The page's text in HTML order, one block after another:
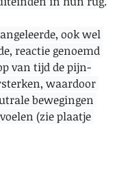
ook wel
reactie genoemd
van tijd de pijn-
waardoor
bewegingen
(zie plaatje